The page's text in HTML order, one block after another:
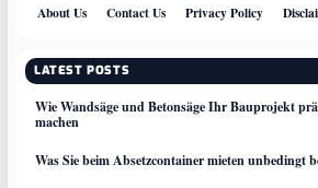
About Us Contact Us Privacy Policy
LATEST POSTS
Wie Wandsäge und Betonsäge Ihr Bauprojekt
machen
Was Sie beim Absetzcontainer mieten unbedingt